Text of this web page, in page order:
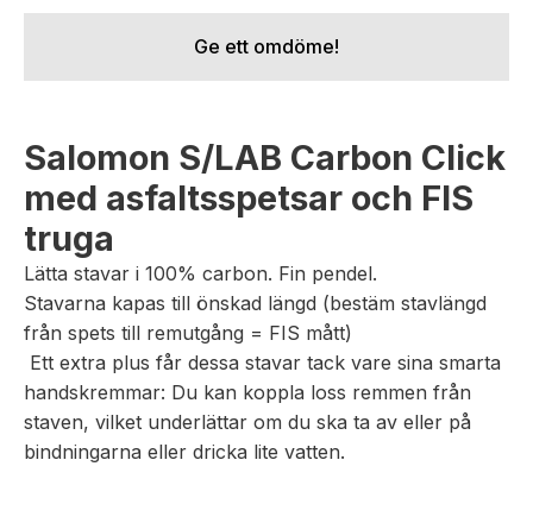
Ge ett omdöme!
Salomon S/LAB Carbon Click
med asfaltsspetsar och FIS
truga
Lätta stavar i 100% carbon. Fin pendel.
Stavarna kapas till önskad längd (bestäm stavlängd
från spets till remutgång = FIS mått)
Ett extra plus får dessa stavar tack vare sina smarta
handskremmar: Du kan koppla loss remmen från
staven, vilket underlättar om du ska ta av eller på
bindningarna eller dricka lite vatten.